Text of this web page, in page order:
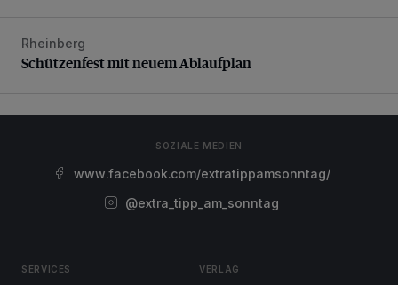
Schützenfest mit neuem Ablaufplan
Rheinberg
Schützenfest mit neuem Ablaufplan
SOZIALE MEDIEN
www.facebook.com/extratippamsonntag/
@extra_tipp_am_sonntag
SERVICES VERLAG